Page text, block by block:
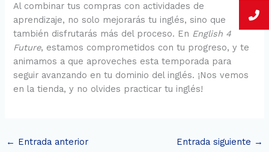
Al combinar tus compras con actividades de
aprendizaje, no solo mejorarás tu inglés, sino que
también disfrutarás más del proceso. En English 4
Future, estamos comprometidos con tu progreso, y te
animamos a que aproveches esta temporada para
seguir avanzando en tu dominio del inglés. ¡Nos vemos
en la tienda, y no olvides practicar tu inglés!
← Entrada anterior Entrada siguiente →